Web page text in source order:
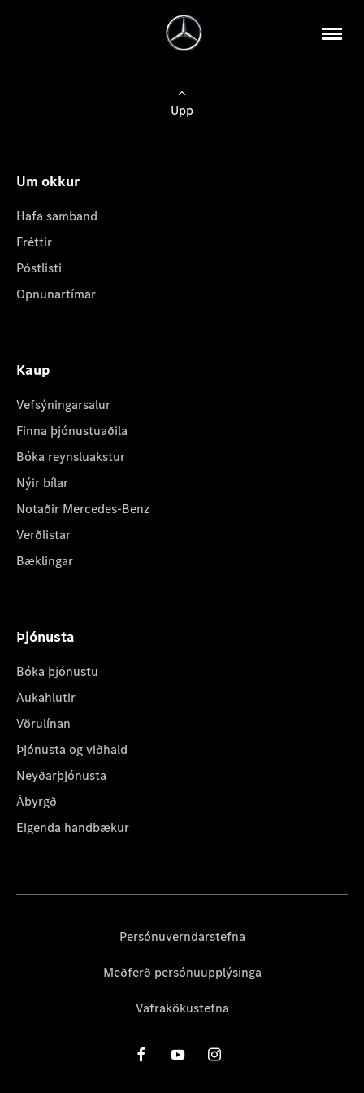
Upp
Um okkur
Hafa samband
Fréttir
Póstlisti
Opnunartímar
Kaup
Vefsýningarsalur
Finna þjónustuaðila
Bóka reynsluakstur
Nýir bílar
Notaðir Mercedes-Benz
Verðlistar
Bæklingar
Þjónusta
Bóka þjónustu
Aukahlutir
Vörulínan
Þjónusta og viðhald
Neyðarþjónusta
Ábyrgð
Eigenda handbækur
Persónuverndarstefna
Meðferð persónuupplýsinga
Vafrakökustefna